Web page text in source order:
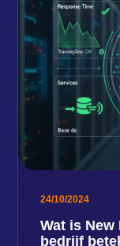
24/10/2024
Wat is
bedrijf